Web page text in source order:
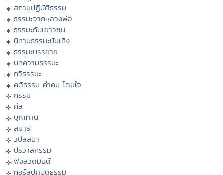
สถานปฏิบัติธรรม
ธรรมะจากหลวงพ่อ
ธรรมะกับเยาวชน
นิทานธรรมะบันเทิง
ธรรมะบรรยาย
บทความธรรมะ
กวีธรรมะ
คติธรรม คำคม โดนใจ
กรรม
ศีล
บุญทาน
สมาธิ
วิปัสสนา
ปริวาสกรรม
ฟังสวดมนต์
คอร์สปฏิบัติธรรม